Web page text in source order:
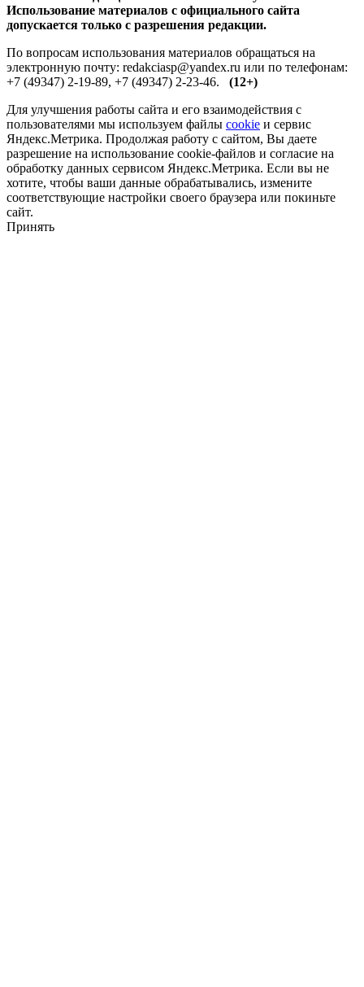
Использование материалов с официального сайта
допускается только с разрешения редакции.
По вопросам использования материалов обращаться на
электронную почту: redakciasp@yandex.ru или по телефонам:
+7 (49347) 2-19-89, +7 (49347) 2-23-46. (12+)
Для улучшения работы сайта и его взаимодействия с
пользователями мы используем файлы cookie и сервис
Яндекс.Метрика. Продолжая работу с сайтом, Вы даете
разрешение на использование cookie-файлов и согласие на
обработку данных сервисом Яндекс.Метрика. Если вы не
хотите, чтобы ваши данные обрабатывались, измените
соответствующие настройки своего браузера или покиньте
сайт.
Принять